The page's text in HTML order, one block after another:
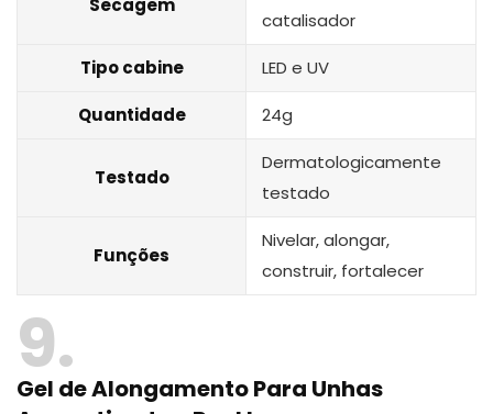
catalisador
Tipo cabine LED e UV
Quantidade 24g
Testado
Dermatologicamente
testado
Funções
Nivelar, alongar,
construir, fortalecer
9
Gel de Alongamento Para Unhas